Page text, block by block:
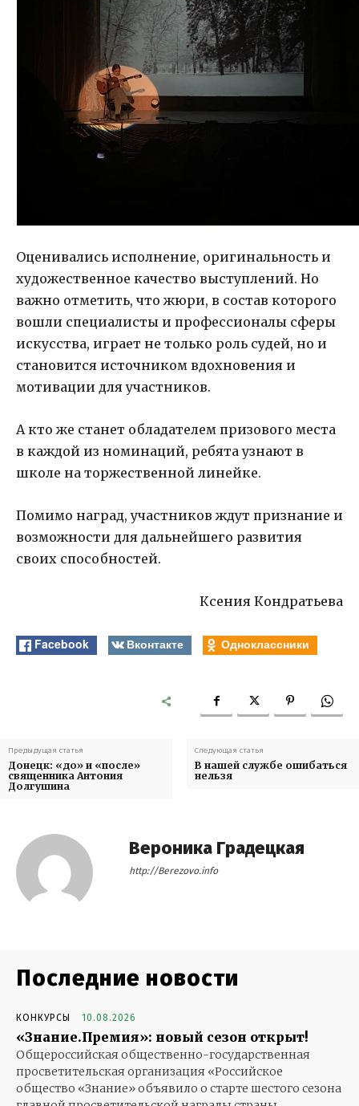
Оценивались исполнение, оригинальность и
художественное качество выступлений. Но
важно отметить, что жюри, в состав которого
вошли специалисты и профессионалы сферы
искусства, играет не только роль судей, но и
становится источником вдохновения и
мотивации для участников.
А кто же станет обладателем призового места
в каждой из номинаций, ребята узнают в
школе на торжественной линейке.
Помимо наград, участников ждут признание и
возможности для дальнейшего развития
своих способностей.
Ксения Кондратьева
Facebook Вконтакте Одноклассники
Предыдущая статья
Донецк: «до» и «после»
священника Антония
Долгушина
Следующая статья
В нашей службе ошибаться
нельзя
Вероника Градецкая
http://Berezovo.info
Последние новости
КОНКУРСЫ 10.08.2026
«Знание.Премия»: новый сезон открыт!
Общероссийская общественно-государственная
просветительская организация «Российское
общество «Знание» объявило о старте шестого сезона